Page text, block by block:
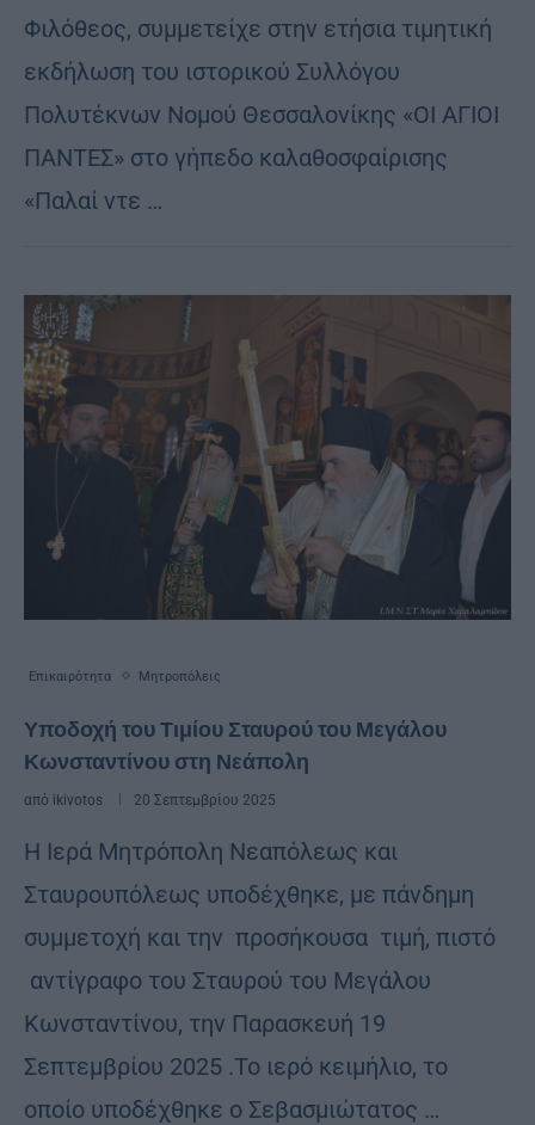
Φιλόθεος, συμμετείχε στην ετήσια τιμητική
εκδήλωση του ιστορικού Συλλόγου
Πολυτέκνων Νομού Θεσσαλονίκης «ΟΙ ΑΓΙΟΙ
ΠΑΝΤΕΣ» στο γήπεδο καλαθοσφαίρισης
«Παλαί ντε …
Επικαιρότητα Μητροπόλεις
Υποδοχή του Τιμίου Σταυρού του Μεγάλου
Κωνσταντίνου στη Νεάπολη
από ikivotos 20 Σεπτεμβρίου 2025
Η Ιερά Μητρόπολη Νεαπόλεως και
Σταυρουπόλεως υποδέχθηκε, με πάνδημη
συμμετοχή και την προσήκουσα τιμή, πιστό
αντίγραφο του Σταυρού του Μεγάλου
Κωνσταντίνου, την Παρασκευή 19
Σεπτεμβρίου 2025 .Το ιερό κειμήλιο, το
οποίο υποδέχθηκε ο Σεβασμιώτατος …